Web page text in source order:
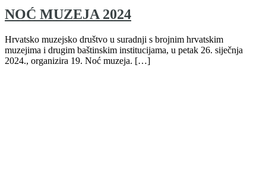
NOĆ MUZEJA 2024
Hrvatsko muzejsko društvo u suradnji s brojnim hrvatskim
muzejima i drugim baštinskim institucijama, u petak 26. siječnja
2024., organizira 19. Noć muzeja. […]